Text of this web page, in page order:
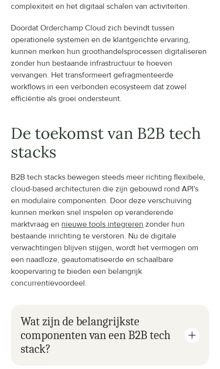
complexiteit en het digitaal schalen van activiteiten.
Doordat Orderchamp Cloud zich bevindt tussen
operationele systemen en de klantgerichte ervaring,
kunnen merken hun groothandelsprocessen digitaliseren
zonder hun bestaande infrastructuur te hoeven
vervangen. Het transformeert gefragmenteerde
workflows in een verbonden ecosysteem dat zowel
efficiëntie als groei ondersteunt.
De toekomst van B2B tech
stacks
B2B tech stacks bewegen steeds meer richting flexibele,
cloud-based architecturen die zijn gebouwd rond API's
en modulaire componenten. Door deze verschuiving
kunnen merken snel inspelen op veranderende
marktvraag en nieuwe tools integreren zonder hun
bestaande inrichting te verstoren. Nu de digitale
verwachtingen blijven stijgen, wordt het vermogen om
een naadloze, geautomatiseerde en schaalbare
koopervaring te bieden een belangrijk
concurrentievoordeel.
Wat zijn de belangrijkste
componenten van een B2B tech
stack?